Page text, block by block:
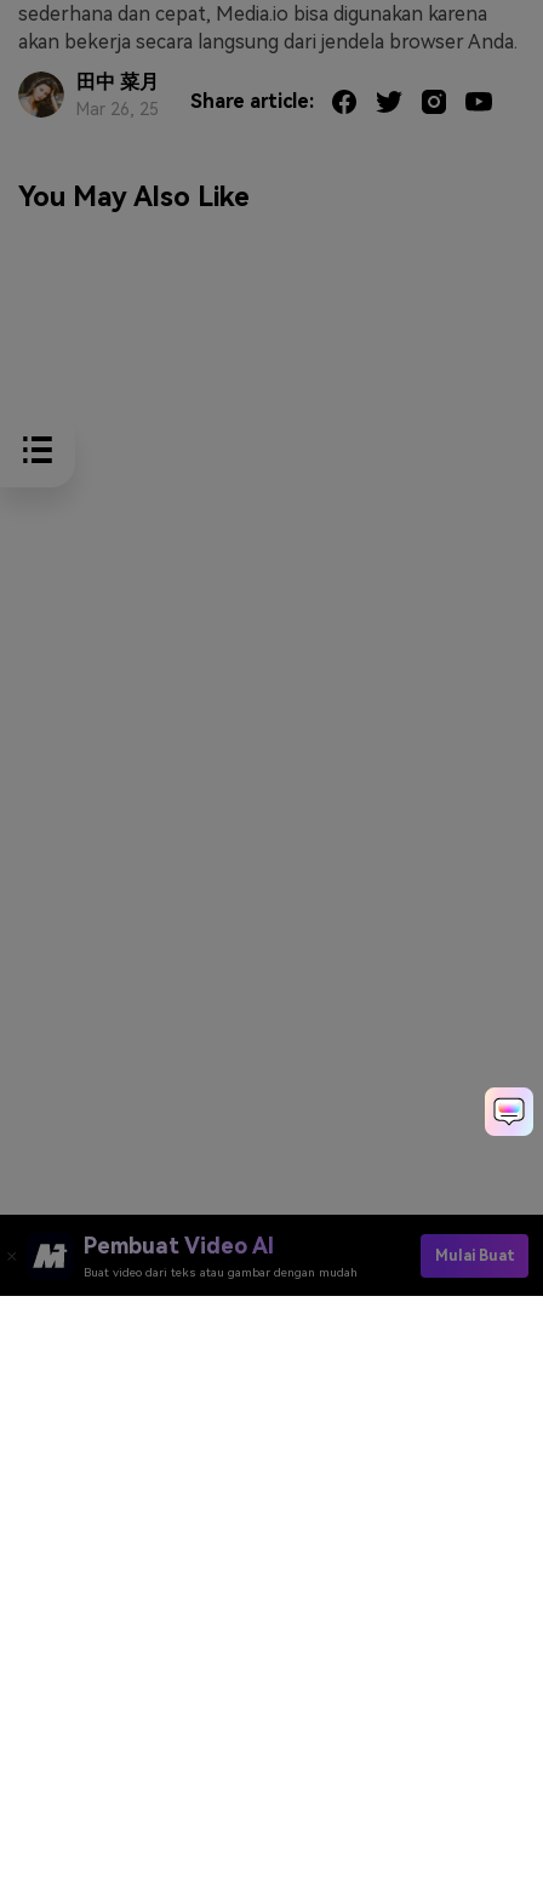
sederhana dan cepat, Media.io bisa digunakan karena
akan bekerja secara langsung dari jendela browser Anda.
田中 菜月
Mar 26, 25 Share article:
You May Also Like
Pembuat Video AI
Buat video dari teks atau gambar dengan mudah
Mulai Buat